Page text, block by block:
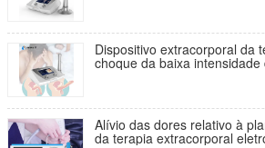
Dispositivo extracorporal da
choque da baixa
Alívio das dores relativo à
da terapia extracorporal